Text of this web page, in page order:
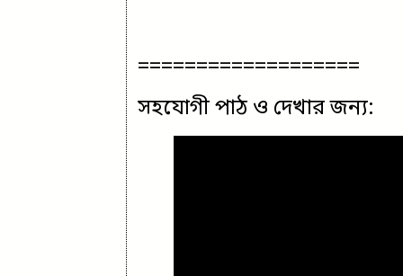
===================
সহযোগী পাঠ ও দেখার জন্য: